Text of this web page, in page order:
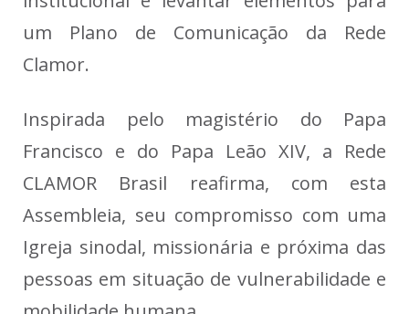
um Plano de Comunicação da Rede
Clamor.
Inspirada pelo magistério do Papa
Francisco e do Papa Leão XIV, a Rede
CLAMOR Brasil reafirma, com esta
Assembleia, seu compromisso com uma
Igreja sinodal, missionária e próxima das
pessoas em situação de vulnerabilidade e